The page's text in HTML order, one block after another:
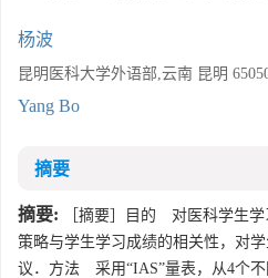
杨波
昆明医科大学外语部,云南 昆明
Yang Bo
摘要
摘要: ［摘要］目的 对医科学生学
策略与学生学习成绩的相关性，对
议．方法 采用“IAS”量表，从4个